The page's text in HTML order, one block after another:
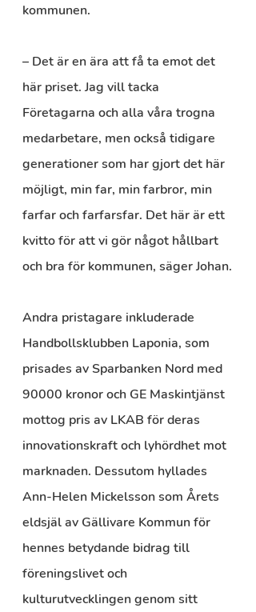
kommunen.
– Det är en ära att få ta emot det
här priset. Jag vill tacka
Företagarna och alla våra trogna
medarbetare, men också tidigare
generationer som har gjort det här
möjligt, min far, min farbror, min
farfar och farfarsfar. Det här är ett
kvitto för att vi gör något hållbart
och bra för kommunen, säger Johan.
Andra pristagare inkluderade
Handbollsklubben Laponia, som
prisades av Sparbanken Nord med
90000 kronor och GE Maskintjänst
mottog pris av LKAB för deras
innovationskraft och lyhördhet mot
marknaden. Dessutom hyllades
Ann-Helen Mickelsson som Årets
eldsjäl av Gällivare Kommun för
hennes betydande bidrag till
föreningslivet och
kulturutvecklingen genom sitt